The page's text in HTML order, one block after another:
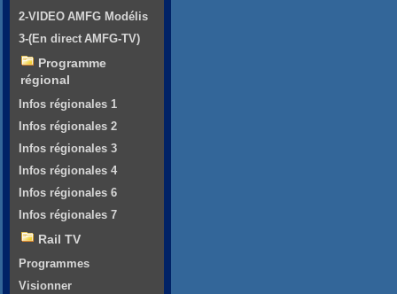
2-VIDEO AMFG Modélis
3-(En direct AMFG-TV)
Programme
régional
Infos régionales 1
Infos régionales 2
Infos régionales 3
Infos régionales 4
Infos régionales 6
Infos régionales 7
Rail TV
Programmes
Visionner